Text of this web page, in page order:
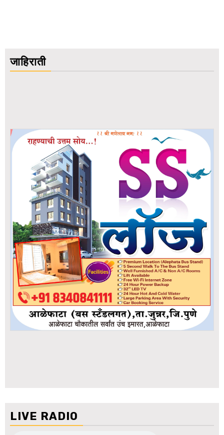
जाहिराती
LIVE RADIO